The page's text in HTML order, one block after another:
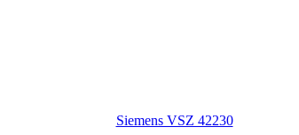
Siemens VSZ 42230